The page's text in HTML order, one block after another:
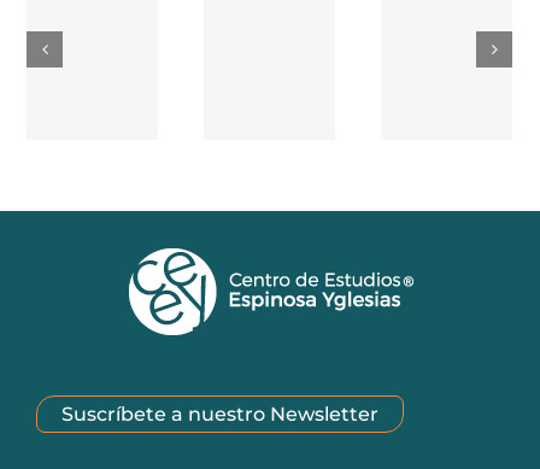
Suscríbete a nuestro Newsletter